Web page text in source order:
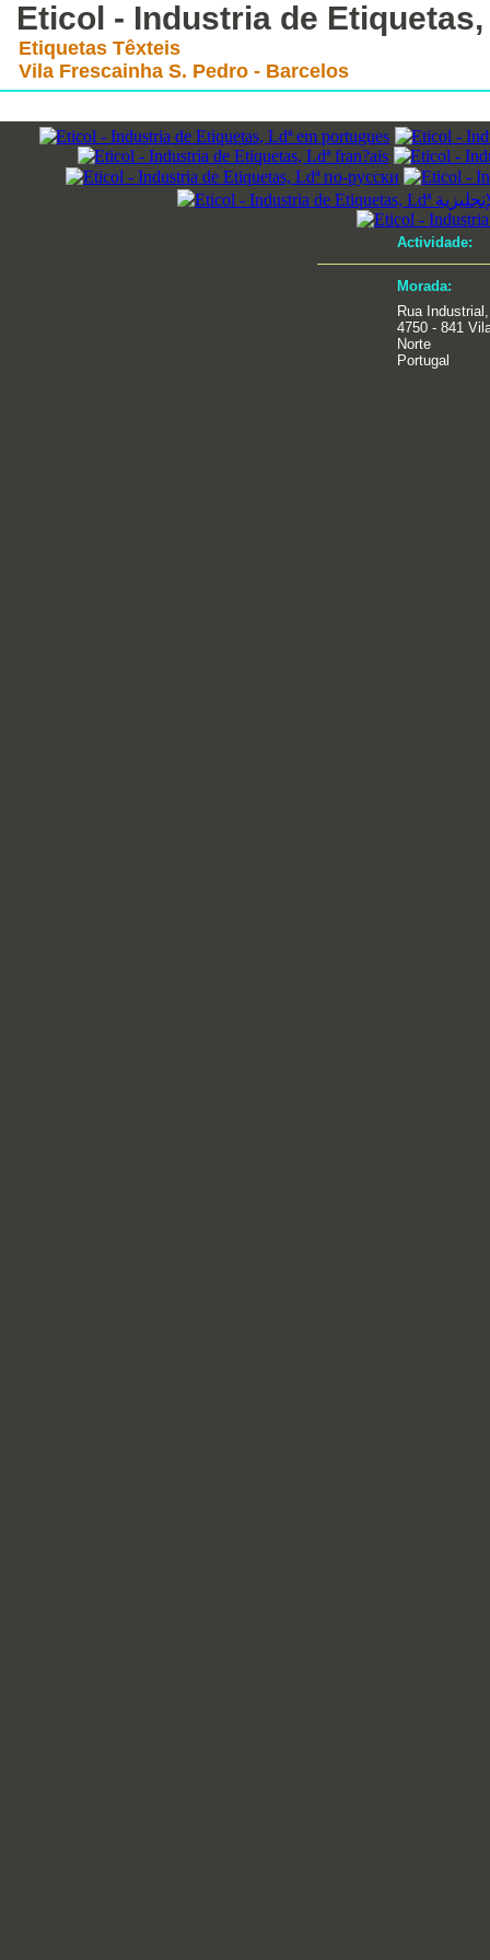
Eticol - Industria de Etiquetas,
Etiquetas Têxteis
Vila Frescainha S. Pedro - Barcelos
Actividade:
Morada:
Rua
4750 - 841
Norte
Portugal